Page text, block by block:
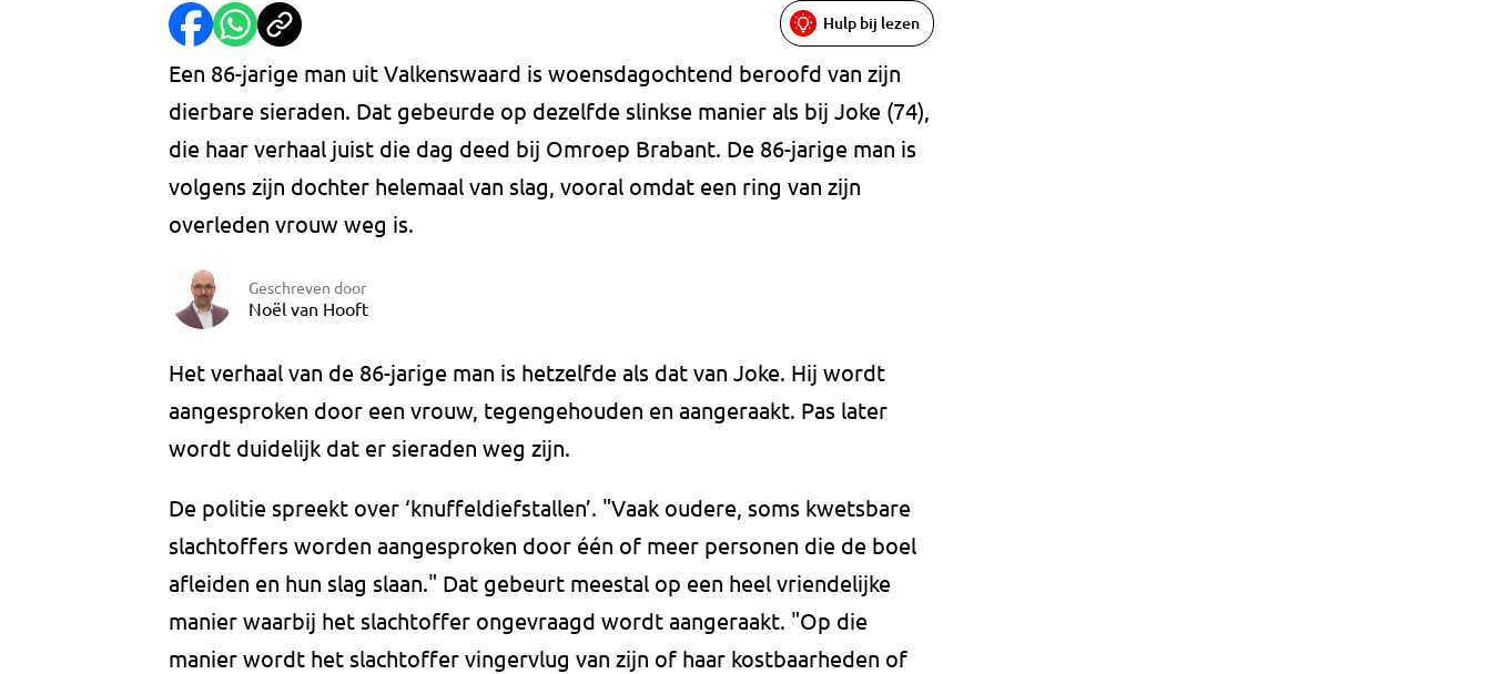
Hulp bij lezen
Een 86-jarige man uit Valkenswaard is woensdagochtend beroofd van zijn
dierbare sieraden. Dat gebeurde op dezelfde slinkse manier als bij Joke (74),
die haar verhaal juist die dag deed bij Omroep Brabant. De 86-jarige man is
volgens zijn dochter helemaal van slag, vooral omdat een ring van zijn
overleden vrouw weg is.
Geschreven door
Noël van Hooft
Het verhaal van de 86-jarige man is hetzelfde als dat van Joke. Hij wordt
aangesproken door een vrouw, tegengehouden en aangeraakt. Pas later
wordt duidelijk dat er sieraden weg zijn.
De politie spreekt over ‘knuffeldiefstallen’. "Vaak oudere, soms kwetsbare
slachtoffers worden aangesproken door één of meer personen die de boel
afleiden en hun slag slaan." Dat gebeurt meestal op een heel vriendelijke
manier waarbij het slachtoffer ongevraagd wordt aangeraakt. "Op die
manier wordt het slachtoffer vingervlug van zijn of haar kostbaarheden of